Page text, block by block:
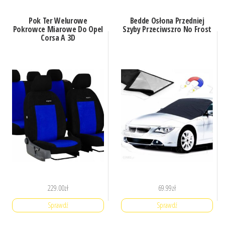
Pok Ter Welurowe
Pokrowce Miarowe Do Opel
Corsa A 3D
229.00zł
Sprawdź
Bedde Osłona Przedniej
Szyby Przeciwszro No Frost
69.99zł
Sprawdź